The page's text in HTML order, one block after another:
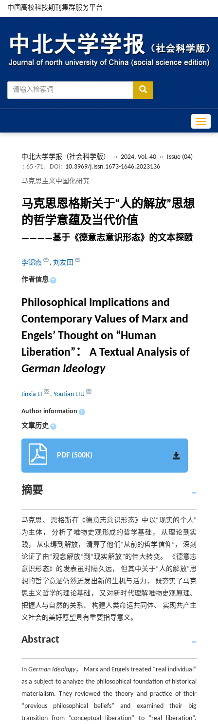
中国高校科技期刊集群服务平台
中北大学学报（社会科学版） ›› 2024, Vol. 40 ››
Issue (04)
: 65 -71.
DOI: 10.3969/j.issn.1673-1646.2023136
马克思主义中国化研究
马克思恩格斯关于“人的解放”思想
的哲学意蕴及当代价值
————基于《德意志意识形态》的文本探赜
李锦霞 , 刘友田
作者信息 +
Philosophical Implications and
Contemporary Values of Marx and
Engels’ Thought on “Human
Liberation”： A Textual Analysis of
German Ideology
Jinxia LI , Youtian LIU
Author information +
文章历史 +
PDF (500K)
摘要
马克思、 恩格斯在《德意志意识形态》中以“现实的个人”
为主体， 分析了唯物史观形成的哲学基础， 从理论到实
践， 从束缚到解放， 清算了他们“从前的哲学信仰”， 深刻
论证了由“观念解放”到“现实解放”的伟大转变。 《德意志
意识形态》的发表虽时隔久远， 但其中关于“人的解放”思
想的哲学意涵仍然迸发出新的生机与活力， 既夯实了马克
思主义哲学的理论基础， 又对新时代理解唯物史观原理、
把握人与自然的关系、 构建人类命运共同体、 实现共产主
义社会的美好愿望具有重要指导意义。
Abstract
In German Ideology， Marx and Engels treated “real individual”
as a subject to analyze the philosophical foundation of historical
materialism. They reviewed the theory and practice of their
“previous philosophical beliefs” and examined their big
transition from “conceptual liberation” to “real liberation”.